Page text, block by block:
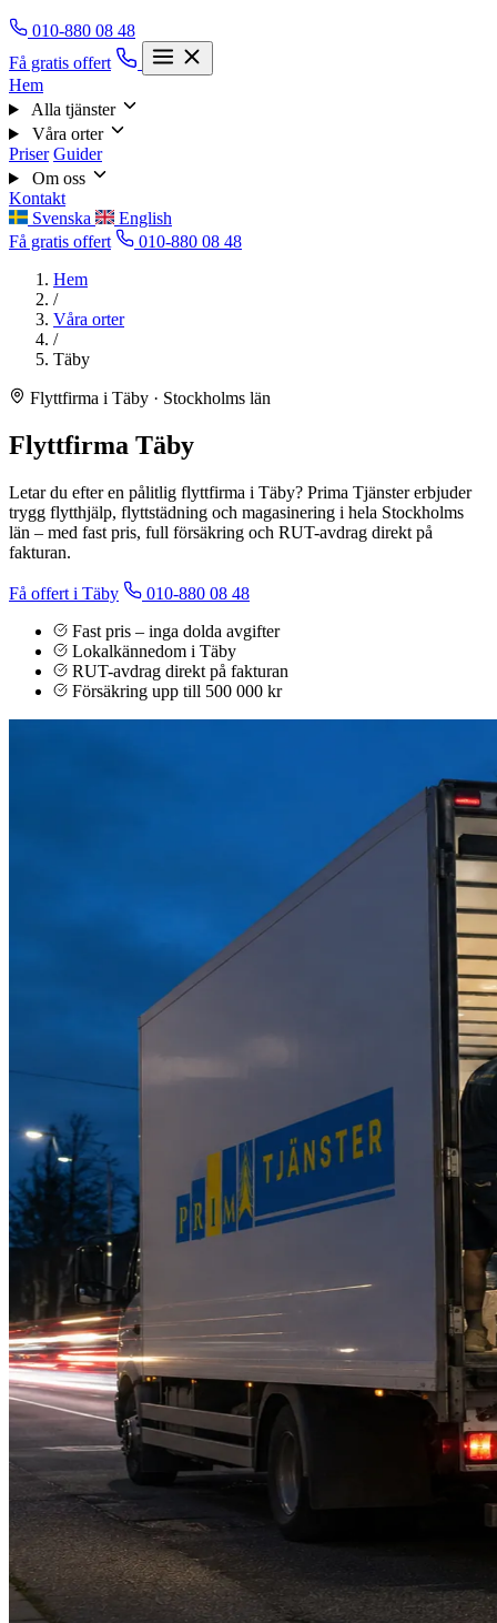
010-880 08 48
Få gratis offert
Hem
Alla tjänster
Våra orter
Priser Guider
Om oss
Kontakt
Svenska
English
Få gratis offert
010-880 08 48
Hem
/
Våra orter
/
Täby
Flyttfirma i Täby · Stockholms län
Flyttfirma Täby
Letar du efter en pålitlig flyttfirma i Täby? Prima Tjänster erbjuder
trygg flytthjälp, flyttstädning och magasinering i hela Stockholms
län – med fast pris, full försäkring och RUT-avdrag direkt på
fakturan.
Få offert i Täby
010-880 08 48
Fast pris – inga dolda avgifter
Lokalkännedom i Täby
RUT-avdrag direkt på fakturan
Försäkring upp till 500 000 kr